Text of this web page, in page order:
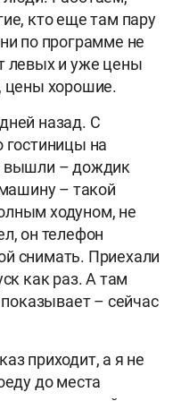
кто еще там пару
по программе не
левых и уже цены
цены хорошие.
назад. С
гостиницы на
вышли – дождик
– такой
ходуном, не
он телефон
снимать. Приехали
как раз. А там
– сейчас
приходит, а я не
до места